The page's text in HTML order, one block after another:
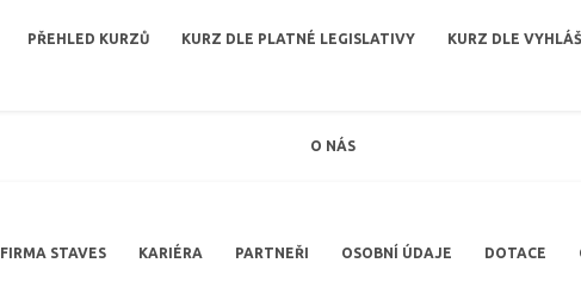
PŘEHLED KURZŮ KURZ DLE PLATNÉ LEGISLATIVY KURZ DLE
O NÁS
FIRMA STAVES KARIÉRA PARTNEŘI OSOBNÍ ÚDAJE DOTACE